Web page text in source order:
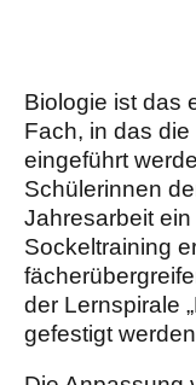
Biologie ist das
Fach, in das
eingeführt
Schülerinnen
Jahresarbeit ein
Sockeltraining
der Lernspirale
gefestigt